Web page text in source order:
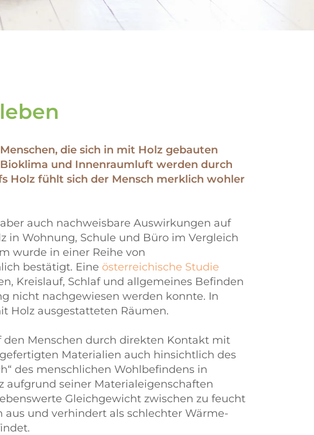
die sich in mit Holz gebauten
und Innenraumluft werden durch
Holz fühlt sich der Mensch merklich wohler
auch nachweisbare Auswirkungen auf
in Wohnung, Schule und Büro im Vergleich
wurde in einer Reihe von
bestätigt. Eine österreichische Studie
Kreislauf, Schlaf und allgemeines Befinden
nicht nachgewiesen werden konnte. In
Holz ausgestatteten Räumen.
Menschen durch direkten Kontakt mit
Materialien auch hinsichtlich des
des menschlichen Wohlbefindens in
aufgrund seiner Materialeigenschaften
Gleichgewicht zwischen zu feucht
und verhindert als schlechter Wärme-